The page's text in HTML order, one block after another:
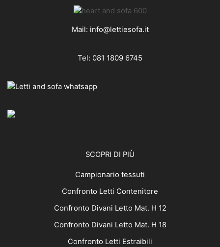
Mail: info@lettiesofa.it
Tel: 081 1809 6745
SCOPRI DI PIÙ
Campionario tessuti
Confronto Letti Contenitore
Confronto Divani Letto Mat. H 12
Confronto Divani Letto Mat. H 18
Confronto Letti Estraibili